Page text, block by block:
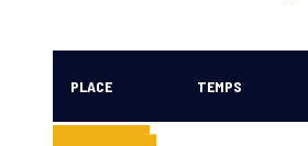
PLACE TEMPS